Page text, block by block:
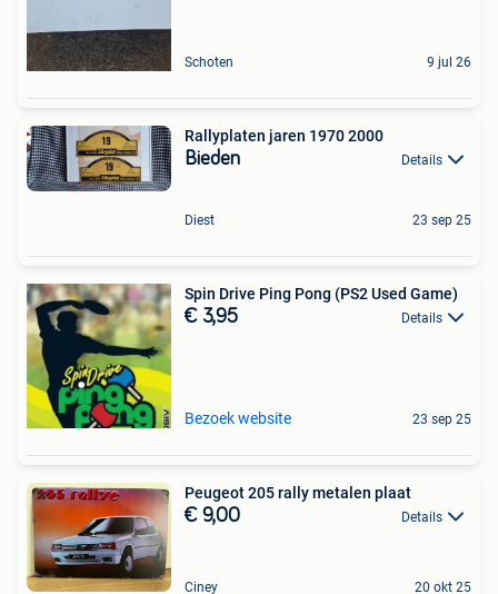
Schoten 9 jul 26
Rallyplaten jaren 1970 2000
Bieden Details
Diest 23 sep 25
Spin Drive Ping Pong (PS2 Used Game)
€ 3,95 Details
Bezoek website 23 sep 25
Peugeot 205 rally metalen plaat
€ 9,00 Details
Ciney 20 okt 25